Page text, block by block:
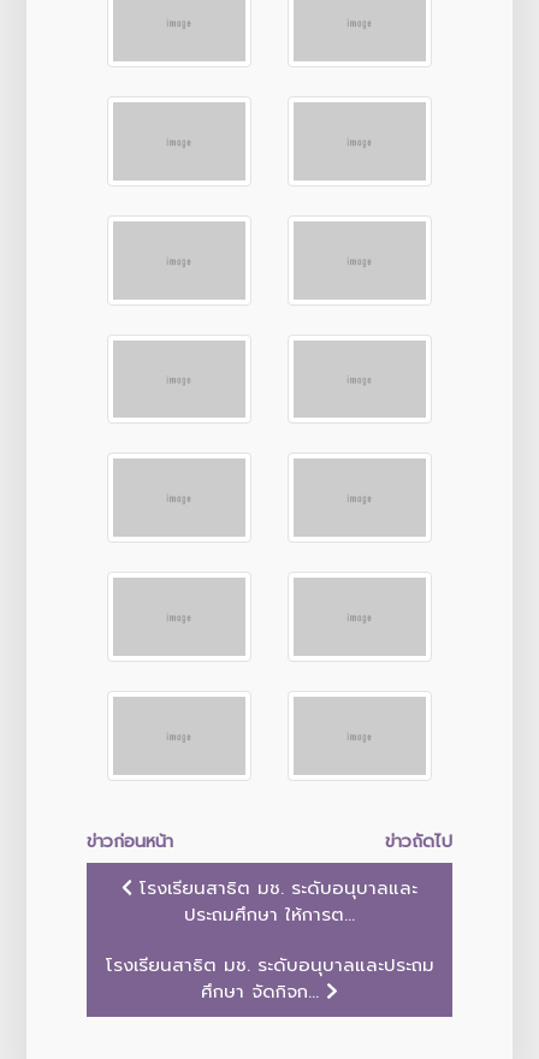
ข่าวก่อนหน้า
ข่าวถัดไป
โรงเรียนสาธิต มช. ระดับอนุบาลและ
ประถมศึกษา ให้การต...
โรงเรียนสาธิต มช. ระดับอนุบาลและประถม
ศึกษา จัดกิจก...